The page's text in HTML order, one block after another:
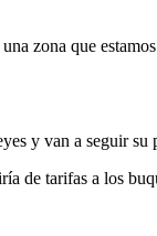
zona que
y van a seguir su
de tarifas a los